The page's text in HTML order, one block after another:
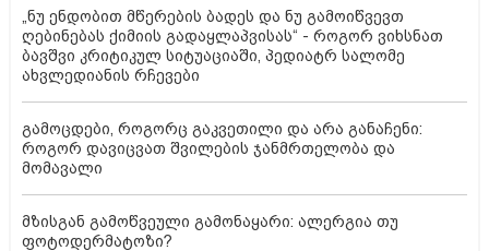
„ნუ ენდობით მწერების ბადეს და ნუ გამოიწვევთ
ღებინებას ქიმიის გადაყლაპვისას“ - როგორ ვიხსნათ
ბავშვი კრიტიკულ სიტუაციაში, პედიატრ სალომე
ახვლედიანის რჩევები
გამოცდები, როგორც გაკვეთილი და არა განაჩენი:
როგორ დავიცვათ შვილების ჯანმრთელობა და
მომავალი
მზისგან გამოწვეული გამონაყარი: ალერგია თუ
ფოტოდერმატოზი?